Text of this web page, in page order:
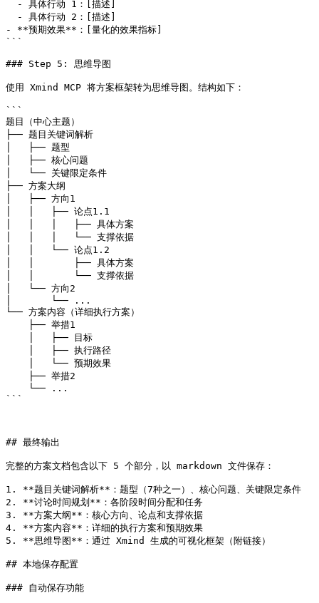
  - 具体行动 1：[描述]
  - 具体行动 2：[描述]
- **预期效果**：[量化的效果指标]
```
### Step 5: 思维导图
使用 Xmind MCP 将方案框架转为思维导图。结构如下：
```
题目（中心主题）
├── 题目关键词解析
│   ├── 题型
│   ├── 核心问题
│   └── 关键限定条件
├── 方案大纲
│   ├── 方向1
│   │   ├── 论点1.1
│   │   │   ├── 具体方案
│   │   │   └── 支撑依据
│   │   └── 论点1.2
│   │       ├── 具体方案
│   │       └── 支撑依据
│   └── 方向2
│       └── ...
└── 方案内容（详细执行方案）
    ├── 举措1
    │   ├── 目标
    │   ├── 执行路径
    │   └── 预期效果
    ├── 举措2
    └── ...
```
## 最终输出
完整的方案文档包含以下 5 个部分，以 markdown 文件保存：
1. **题目关键词解析**：题型（7种之一）、核心问题、关键限定条件
2. **讨论时间规划**：各阶段时间分配和任务
3. **方案大纲**：核心方向、论点和支撑依据
4. **方案内容**：详细的执行方案和预期效果
5. **思维导图**：通过 Xmind 生成的可视化框架（附链接）
## 本地保存配置
### 自动保存功能